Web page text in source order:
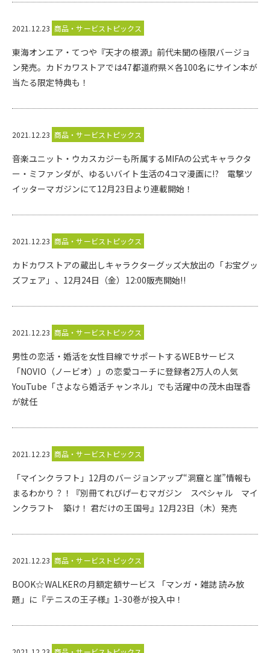
2021.12.23 商品・サービストピックス
東海オンエア・てつや『天才の根源』前代未聞の極限バージョ
ン発売。カドカワストアでは47都道府県×各100名にサイン本が
当たる限定特典も！
2021.12.23 商品・サービストピックス
音楽ユニット・ウカスカジーも所属するMIFAの公式キャラクタ
ー・ミファンダが、ゆるいバイト生活の4コマ漫画に!? 電撃ツ
イッターマガジンにて12月23日より連載開始！
2021.12.23 商品・サービストピックス
カドカワストアの蔵出しキャラクターグッズ大放出の「お宝グッ
ズフェア」、12月24日（金）12:00販売開始!!
2021.12.23 商品・サービストピックス
男性の恋活・婚活を女性目線でサポートするWEBサービス
「NOVIO（ノービオ）」の恋愛コーチに登録者2万人の人気
YouTube「さよなら婚活チャンネル」でも活躍中の茂木由理香
が就任
2021.12.23 商品・サービストピックス
「マインクラフト」12月のバージョンアップ“洞窟と崖”情報も
まるわかり？！『別冊てれびげーむマガジン スペシャル マイ
ンクラフト 築け！ 君だけの王国号』12月23日（木）発売
2021.12.23 商品・サービストピックス
BOOK☆WALKERの月額定額サービス 「マンガ・雑誌 読み放
題」に『テニスの王子様』1-30巻が投入中！